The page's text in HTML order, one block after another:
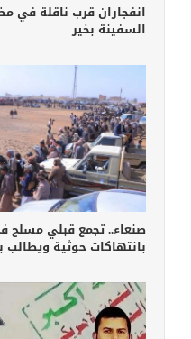
انفجاران قرب ناقلة في
السفينة بخير
صنعاء.. تجمع قبلي مسلح
بانتهاكات حوثية ويطالب